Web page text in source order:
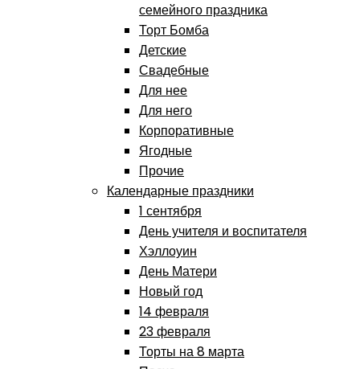
семейного праздника
Торт Бомба
Детские
Свадебные
Для нее
Для него
Корпоративные
Ягодные
Прочие
Календарные праздники
1 сентября
День учителя и воспитателя
Хэллоуин
День Матери
Новый год
14 февраля
23 февраля
Торты на 8 марта